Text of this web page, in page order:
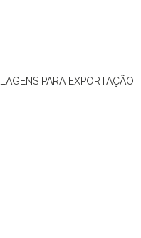
PARA EXPORTAÇÃO